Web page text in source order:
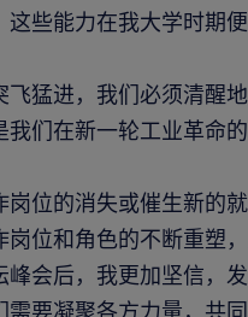
这些能力在我大学时期
飞猛进，我们必须清醒
我们在新一轮工业革命
岗位的消失或催生新的
岗位和角色的不断重塑
峰会后，我更加坚信，
需要凝聚各方力量，共